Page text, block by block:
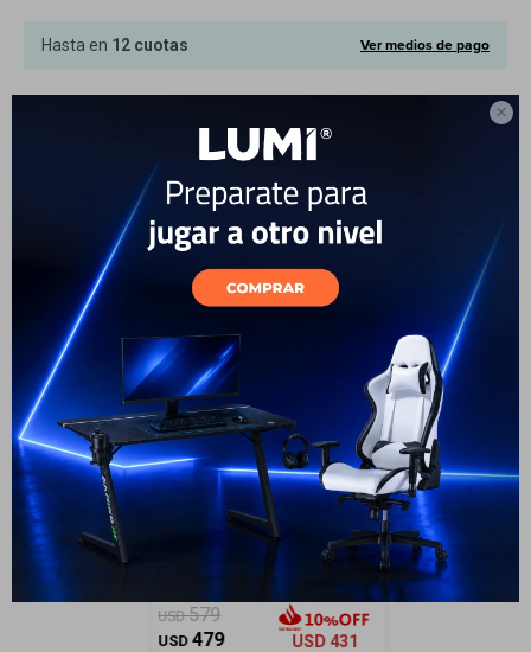

Hasta en 12 cuotas Ver medios de pago
También te pueden interesar
17
Samsung Galaxy A56 256
GB - Black + Case ¡De
USD 579
USD 479 USD 431
Tiendas